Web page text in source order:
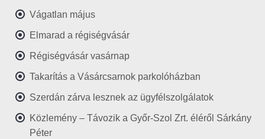
Vágatlan május
Elmarad a régiségvásár
Régiségvásár vasárnap
Takarítás a Vásárcsarnok parkolóházban
Szerdán zárva lesznek az ügyfélszolgálatok
Közlemény – Távozik a Győr-Szol Zrt. éléről Sárkány
Péter